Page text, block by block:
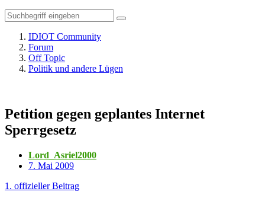
IDIOT Community
Forum
Off Topic
Politik und andere Lügen
Petition gegen geplantes Internet
Sperrgesetz
Lord_Asriel2000
7. Mai 2009
1. offizieller Beitrag